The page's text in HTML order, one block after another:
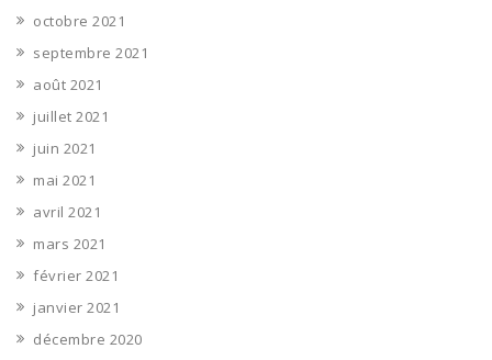
octobre 2021
septembre 2021
août 2021
juillet 2021
juin 2021
mai 2021
avril 2021
mars 2021
février 2021
janvier 2021
décembre 2020